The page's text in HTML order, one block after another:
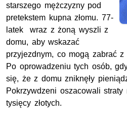
starszego mężczyzny pod
pretekstem kupna złomu. 77-
latek wraz z żoną wyszli z
domu, aby wskazać
przyjezdnym, co mogą zabrać z
Po oprowadzeniu tych osób,
się, że z domu zniknęły
Pokrzywdzeni oszacowali straty
tysięcy złotych.